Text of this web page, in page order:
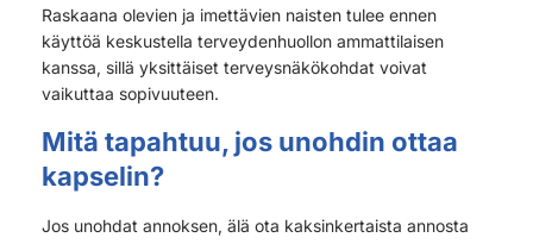
Raskaana olevien ja imettävien naisten tulee ennen
käyttöä keskustella terveydenhuollon ammattilaisen
kanssa, sillä yksittäiset terveysnäkökohdat voivat
vaikuttaa sopivuuteen.
Mitä tapahtuu, jos unohdin ottaa
kapselin?
Jos unohdat annoksen, älä ota kaksinkertaista annosta